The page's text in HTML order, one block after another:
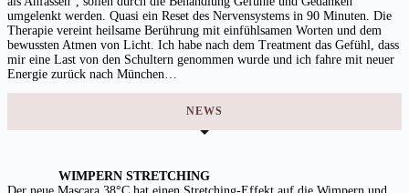
umgelenkt werden. Quasi ein Reset des Nervensystems in 90 Minuten. Die
Therapie vereint heilsame Berührung mit einfühlsamen Worten und dem
bewussten Atmen von Licht. Ich habe nach dem Treatment das Gefühl, dass
mir eine Last von den Schultern genommen wurde und ich fahre mit neuer
Energie zurück nach München…
NEWS
WIMPERN STRETCHING